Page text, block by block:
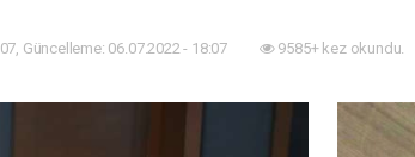
Güncelleme: 06.07.2022 - 18:07 9585+ kez okundu.